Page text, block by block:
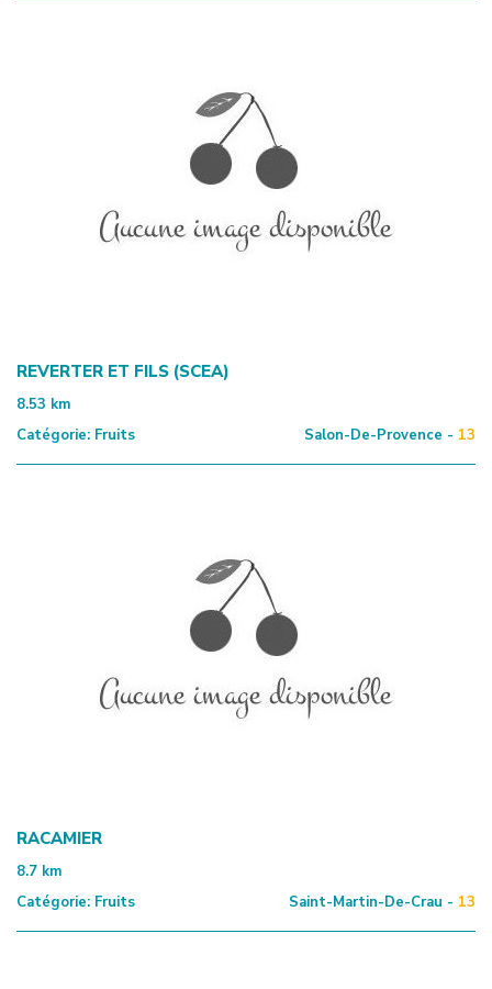
REVERTER ET FILS (SCEA)
8.53 km
Catégorie: Fruits Salon-De-Provence - 13
RACAMIER
8.7 km
Catégorie: Fruits Saint-Martin-De-Crau - 13